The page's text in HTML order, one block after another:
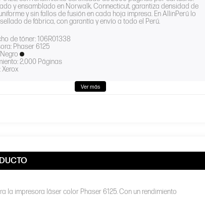
y ensamblado en Norwalk, Connecticut, garantiza densidad de
y sin fallos de fusión en cada hoja impresa. En AllinPerú lo
de fábrica, con garantía y envío a todo el Perú.
de tóner: 106R01338
Phaser 6125
2,000 Páginas
Xerox
Ver más
la impresora láser color Phaser 6125. Con un rendimiento